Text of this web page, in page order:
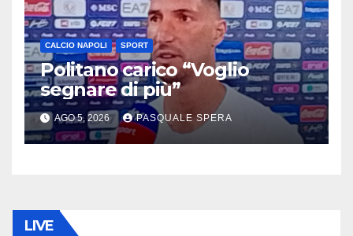
CALCIO NAPOLI SPORT
Politano carico “Voglio
segnare di più”
AGO 5, 2026 PASQUALE SPERA
LIVE